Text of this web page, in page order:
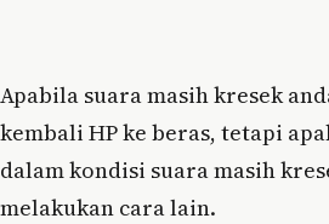
Apabila suara masih kresek
kembali HP ke beras, tetapi
dalam kondisi suara masih
melakukan cara lain.